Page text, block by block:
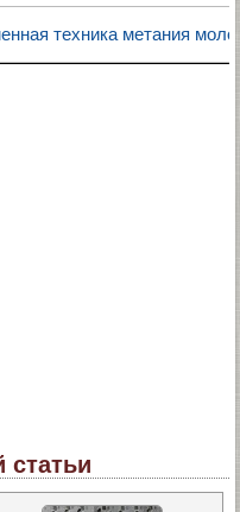
техника метания
статьи